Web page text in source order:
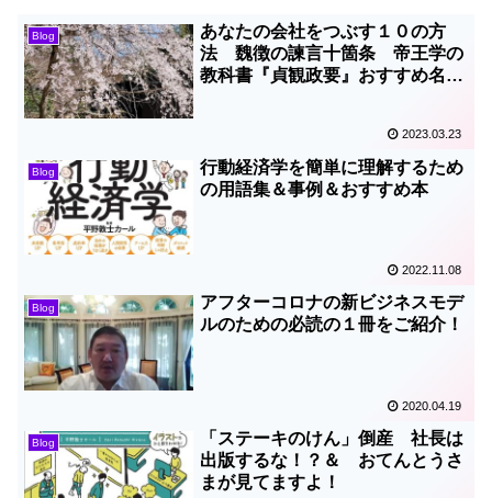
Blog
あなたの会社をつぶす１０の方
法 魏徴の諫言十箇条 帝王学の
教科書『貞観政要』おすすめ名著
2023.03.23
Blog
行動経済学を簡単に理解するため
の用語集＆事例＆おすすめ本
2022.11.08
Blog
アフターコロナの新ビジネスモデ
ルのための必読の１冊をご紹介！
2020.04.19
Blog
「ステーキのけん」倒産 社長は
出版するな！？＆ おてんとうさ
まが見てますよ！